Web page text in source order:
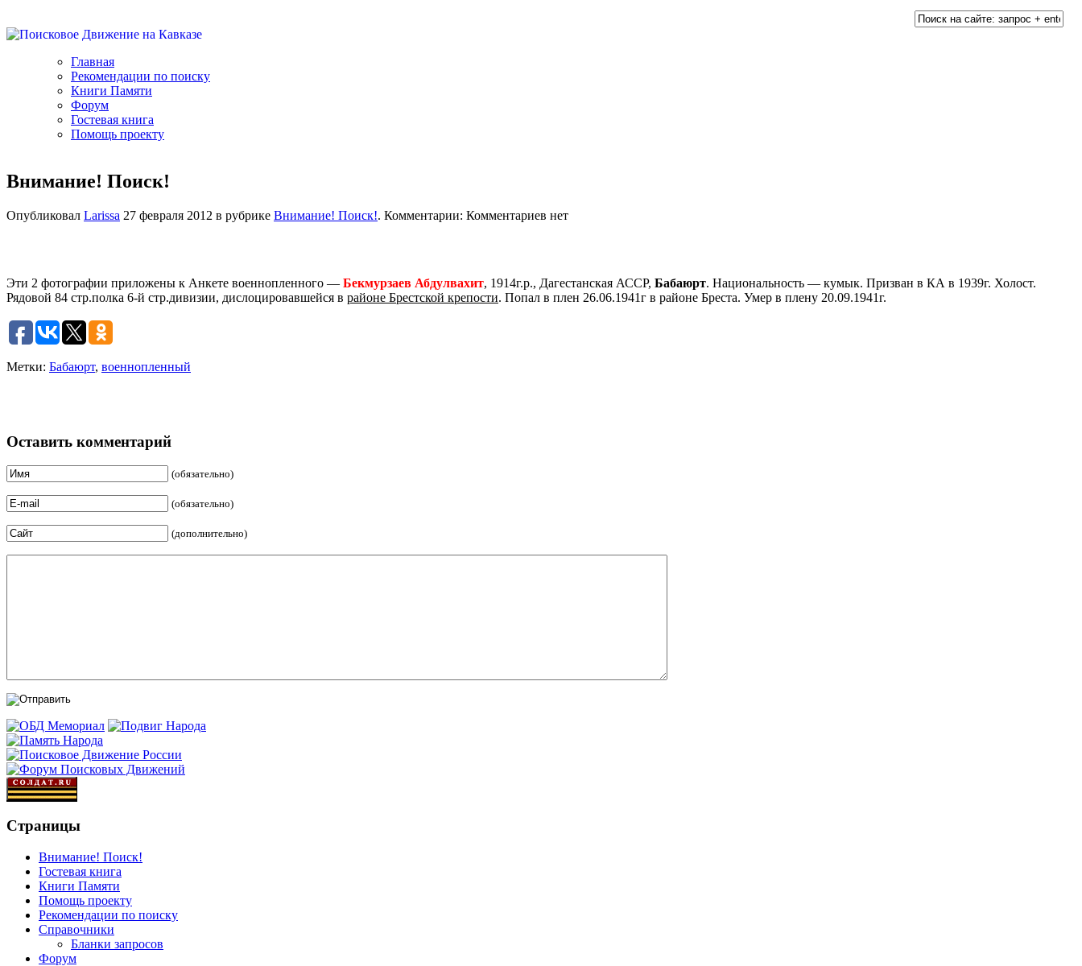
Главная
Рекомендации по поиску
Книги Памяти
Форум
Гостевая книга
Помощь проекту
Внимание! Поиск!
Опубликовал Larissa 27 февраля 2012 в рубрике Внимание! Поиск!. Комментарии: Комментариев нет
Эти 2 фотографии приложены к Анкете военнопленного — Бекмурзаев Абдулвахит, 1914г.р., Дагестанская АССР, Бабаюрт. Национальность — кумык. Призван в КА в 1939г. Холост.
Рядовой 84 стр.полка 6-й стр.дивизии, дислоцировавшейся в районе Брестской крепости. Попал в плен 26.06.1941г в районе Бреста. Умер в плену 20.09.1941г.
Метки: Бабаюрт, военнопленный
Оставить комментарий
(обязательно)
(обязательно)
(дополнительно)
Страницы
Внимание! Поиск!
Гостевая книга
Книги Памяти
Помощь проекту
Рекомендации по поиску
Справочники
Бланки запросов
Форум